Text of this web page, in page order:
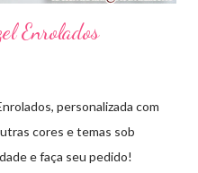
Enrolados
personalizada com
cores e temas sob
e faça seu pedido!